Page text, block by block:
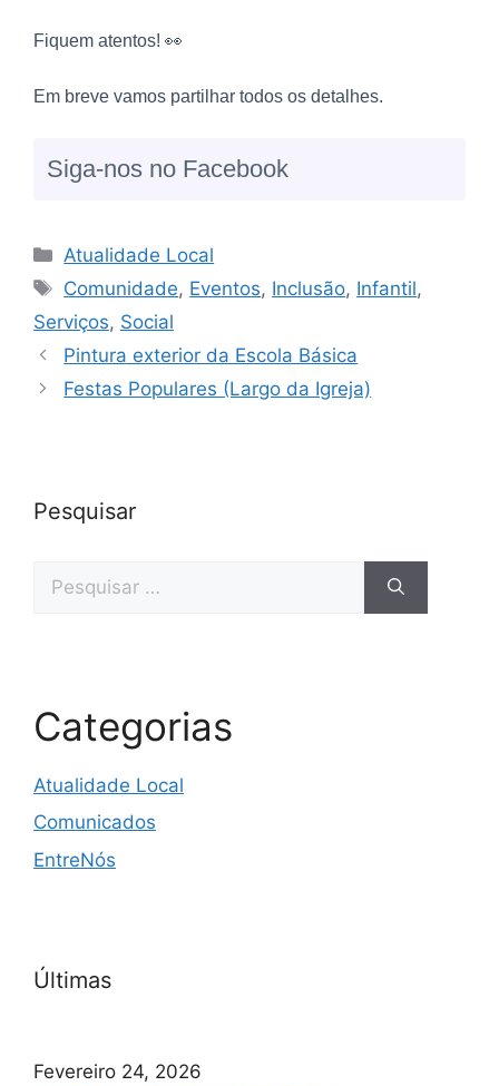
Fiquem atentos! 👀
Em breve vamos partilhar todos os detalhes.
Siga-nos no Facebook
Atualidade Local
Comunidade, Eventos, Inclusão, Infantil,
Serviços, Social
Pintura exterior da Escola Básica
Festas Populares (Largo da Igreja)
Pesquisar
Categorias
Atualidade Local
Comunicados
EntreNós
Últimas
Fevereiro 24, 2026